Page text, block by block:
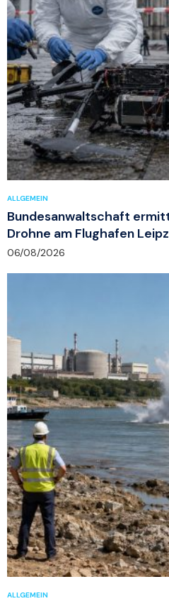
ALLGEMEIN
Bundesanwaltschaft
Drohne am Flughafen
06/08/2026
ALLGEMEIN